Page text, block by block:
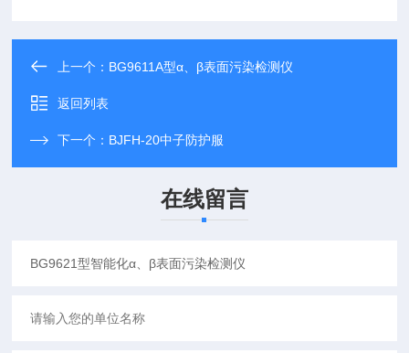
上一个： BG9611A型α、β表面污染检测仪
返回列表
下一个： BJFH-20中子防护服
在线留言